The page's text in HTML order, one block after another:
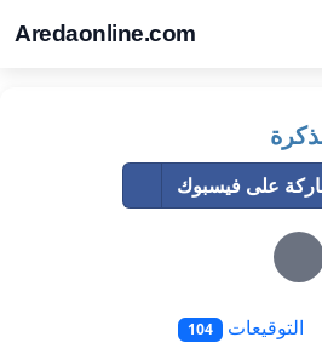
Aredaonline.com
على فيسبوك
التوقيعات 104